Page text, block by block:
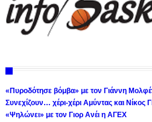
«Πυροδότησε βόμβα» με τον Γιάννη
Συνεχίζουν… χέρι-χέρι Αμύντας και Νίκος
«Ψηλώνει» με τον Γιορ Ανέι η ΑΓΕΧ